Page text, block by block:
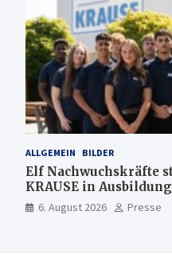
ALLGEMEIN BILDER
Elf Nachwuchskräfte
KRAUSE in
Jahrespraktikum
6. August 2026 Presse